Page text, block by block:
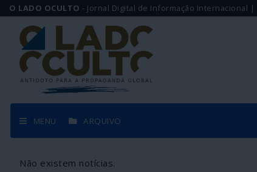
O LADO OCULTO - Jornal Digital de Informação Internacional |
MENU ARQUIVO
Não existem notícias.